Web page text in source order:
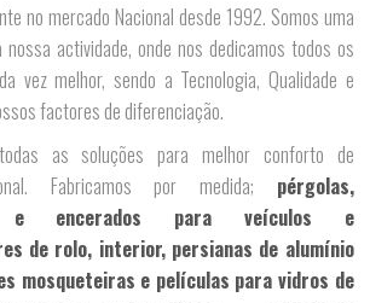
no mercado Nacional desde 1992. Somos uma
nossa actividade, onde nos dedicamos todos os
vez melhor, sendo a Tecnologia, Qualidade e
factores de diferenciação.
as soluções para melhor conforto de
Fabricamos por medida; pérgolas,
e encerados para veículos e
de rolo, interior, persianas de alumínio
mosqueteiras e películas para vidros de